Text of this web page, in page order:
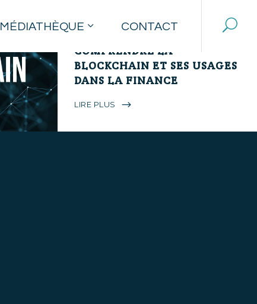
MÉDIATHÈQUE CONTACT
5 avril 2018
COMPRENDRE LA
BLOCKCHAIN ET SES USAGES
DANS LA FINANCE
LIRE PLUS